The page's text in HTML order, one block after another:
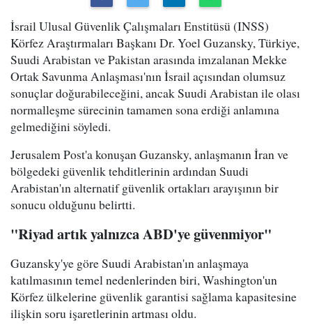
İsrail Ulusal Güvenlik Çalışmaları Enstitüsü (INSS)
Körfez Araştırmaları Başkanı Dr. Yoel Guzansky, Türkiye,
Suudi Arabistan ve Pakistan arasında imzalanan Mekke
Ortak Savunma Anlaşması'nın İsrail açısından olumsuz
sonuçlar doğurabileceğini, ancak Suudi Arabistan ile olası
normalleşme sürecinin tamamen sona erdiği anlamına
gelmediğini söyledi.
Jerusalem Post'a konuşan Guzansky, anlaşmanın İran ve
bölgedeki güvenlik tehditlerinin ardından Suudi
Arabistan'ın alternatif güvenlik ortakları arayışının bir
sonucu olduğunu belirtti.
"Riyad artık yalnızca ABD'ye güvenmiyor"
Guzansky'ye göre Suudi Arabistan'ın anlaşmaya
katılmasının temel nedenlerinden biri, Washington'un
Körfez ülkelerine güvenlik garantisi sağlama kapasitesine
ilişkin soru işaretlerinin artması oldu.